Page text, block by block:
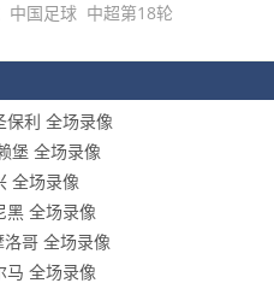
中国足球 中超第18轮
利 全场录像
堡 全场录像
全场录像
黑 全场录像
哥 全场录像
马 全场录像